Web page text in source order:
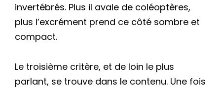
invertébrés. Plus il avale de coléoptères,
plus l’excrément prend ce côté sombre et
compact.
Le troisième critère, et de loin le plus
parlant, se trouve dans le contenu. Une fois